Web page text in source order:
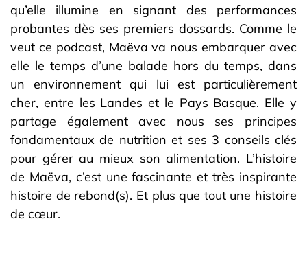
qu’elle illumine en signant des performances
probantes dès ses premiers dossards. Comme le
veut ce podcast, Maëva va nous embarquer avec
elle le temps d’une balade hors du temps, dans
un environnement qui lui est particulièrement
cher, entre les Landes et le Pays Basque. Elle y
partage également avec nous ses principes
fondamentaux de nutrition et ses 3 conseils clés
pour gérer au mieux son alimentation. L’histoire
de Maëva, c’est une fascinante et très inspirante
histoire de rebond(s). Et plus que tout une histoire
de cœur.